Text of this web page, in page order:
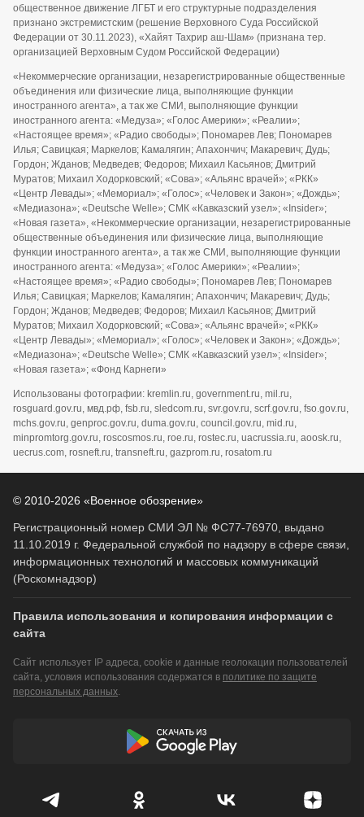
общественное движение ЛГБТ и его структурные подразделения
признано экстремистским (решение Верховного Суда Российской
Федерации от 30.11.2023), «Хайят Тахрир аш-Шам» (признана тер.
организацией Верховным Судом Российской Федерации)
«Некоммерческие организации, незарегистрированные общественные
объединения или физические лица, выполняющие функции
иностранного агента», а так же СМИ, выполняющие функции
иностранного агента: «Медуза»; «Голос Америки»; «Реалии»;
«Настоящее время»; «Радио свободы»; Пономарев Лев; Пономарев
Илья; Савицкая; Маркелов; Камалягин; Апахончич; Макаревич; Дудь;
Гордон; Жданов; Медведев; Федоров; Михаил Касьянов; Дмитрий
Муратов; Михаил Ходорковский; «Сова»; «Альянс врачей»; «РКК»
«Центр Левады»; «Мемориал»; «Голос»; «Человек и Закон»; «Дождь»;
«Медиазона»; «Deutsche Welle»; СМК «Кавказский узел»; «Insider»;
«Новая газета», «Некоммерческие организации, незарегистрированные
общественные объединения или физические лица, выполняющие
функции иностранного агента», а так же СМИ, выполняющие функции
иностранного агента: «Медуза»; «Голос Америки»; «Реалии»;
«Настоящее время»; «Радио свободы»; Пономарев Лев; Пономарев
Илья; Савицкая; Маркелов; Камалягин; Апахончич; Макаревич; Дудь;
Гордон; Жданов; Медведев; Федоров; Михаил Касьянов; Дмитрий
Муратов; Михаил Ходорковский; «Сова»; «Альянс врачей»; «РКК»
«Центр Левады»; «Мемориал»; «Голос»; «Человек и Закон»; «Дождь»;
«Медиазона»; «Deutsche Welle»; СМК «Кавказский узел»; «Insider»;
«Новая газета»; «Фонд Карнеги»
Использованы фотографии: kremlin.ru, government.ru, mil.ru,
rosguard.gov.ru, мвд.рф, fsb.ru, sledcom.ru, svr.gov.ru, scrf.gov.ru, fso.gov.ru,
mchs.gov.ru, genproc.gov.ru, duma.gov.ru, council.gov.ru, mid.ru,
minpromtorg.gov.ru, roscosmos.ru, roe.ru, rostec.ru, uacrussia.ru, aoosk.ru,
uecrus.com, rosneft.ru, transneft.ru, gazprom.ru, rosatom.ru
© 2010-2026 «Военное обозрение»
Регистрационный номер СМИ ЭЛ № ФС77-76970, выдано
11.10.2019 г. Федеральной службой по надзору в сфере связи,
информационных технологий и массовых коммуникаций
(Роскомнадзор)
Правила использования и копирования информации с
сайта
Сайт использует IP адреса, cookie и данные геолокации пользователей
сайта, условия использования содержатся в политике по защите
персональных данных.